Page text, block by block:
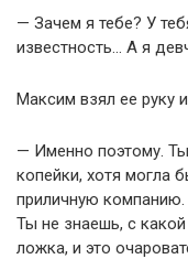
— Зачем я тебе? У
известность… А я
Максим взял ее руку
— Именно поэтому.
копейки, хотя могла
приличную
Ты не знаешь, с
ложка, и это